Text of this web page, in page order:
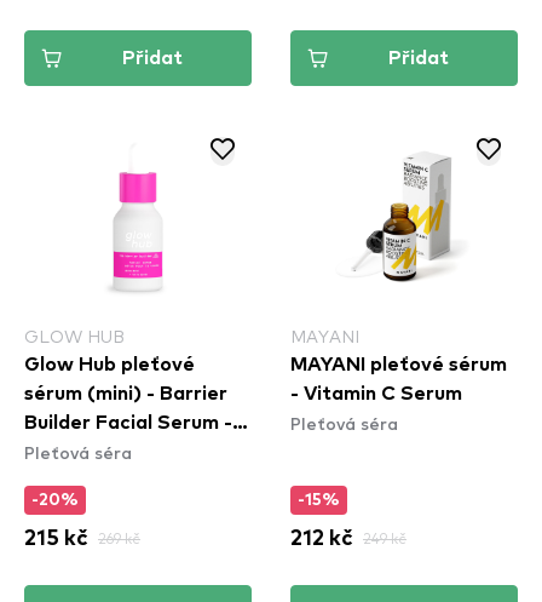
Přidat Přidat
GLOW HUB
Glow Hub pleťové
sérum (mini) - Barrier
Builder Facial Serum -
Mini
Pleťová séra
-20%
215 kč 269 kč
MAYANI
MAYANI pleťové sérum
- Vitamin C Serum
Pleťová séra
-15%
212 kč 249 kč